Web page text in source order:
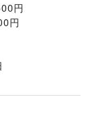
円
円